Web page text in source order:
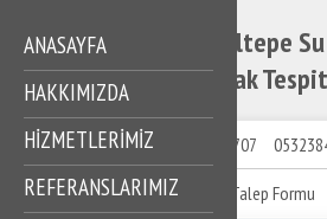
Gültepe Su Kaçak - Gültepe
Kaçak
ANASAYFA
HAKKIMIZDA
HIZMETLERIMIZ
REFERANSLARIMIZ
05323847707
Talep Formu